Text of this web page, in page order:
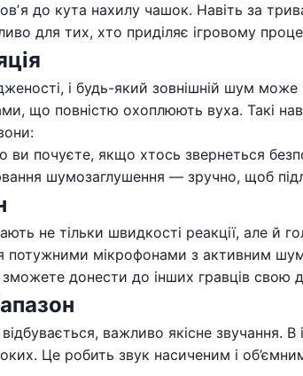
до кута нахилу чашок. Навіть за
для тих, хто приділяє ігровому
і будь-який зовнішній шум
що повністю охоплюють вуха. Такі
почуєте, якщо хтось звернеться
шумозаглушення — зручно, щоб
не тільки швидкості реакції, але й
потужними мікрофонами з активним
донести до інших гравців свою
важливо якісне звучання.
Це робить звук насиченим і